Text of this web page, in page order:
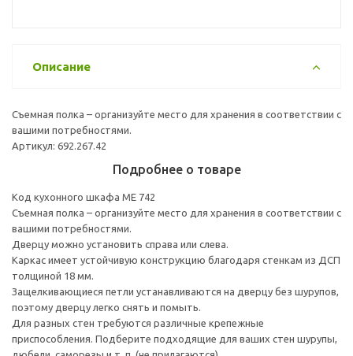
Описание
Съемная полка – организуйте место для хранения в соответствии с
вашими потребностями.
Артикул: 692.267.42
Подробнее о товаре
Код кухонного шкафа ME 742
Съемная полка – организуйте место для хранения в соответствии с
вашими потребностями.
Дверцу можно установить справа или слева.
Каркас имеет устойчивую конструкцию благодаря стенкам из ДСП
толщиной 18 мм.
Защелкивающиеся петли устанавливаются на дверцу без шурупов,
поэтому дверцу легко снять и помыть.
Для разных стен требуются различные крепежные
приспособления. Подберите подходящие для ваших стен шурупы,